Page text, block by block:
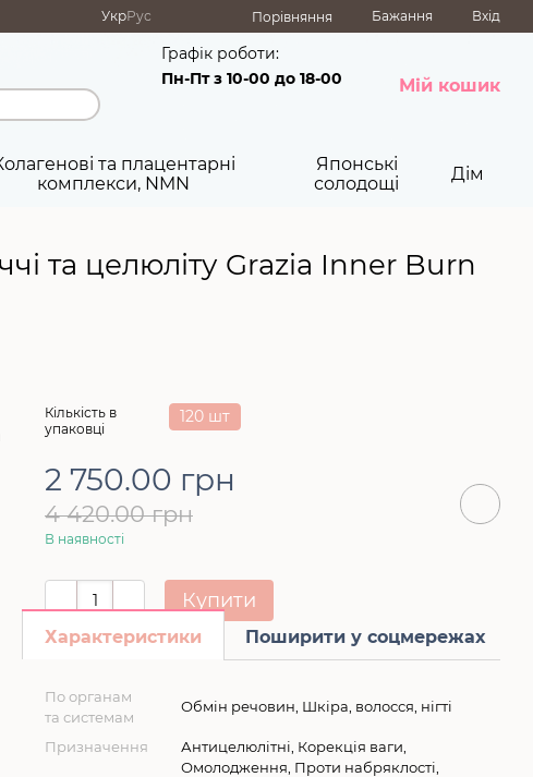
УкрРус Порівняння Бажання Вхід
Графік роботи:
Пн-Пт з 10-00 до 18-00
Мій кошик
та плацентарні
комплекси, NMN
Японські
солодощі
Дім
та целюліту Grazia Inner Burn
Кількість в
упаковці
120 шт
2 750.00 грн
4 420.00 грн
В наявності
Купити
Характеристики Поширити у соцмережах
По органам
та системам
Обмін речовин, Шкіра, волосся, нігті
Призначення
Антицелюлітні, Корекція ваги,
Омолодження, Проти набряклості,